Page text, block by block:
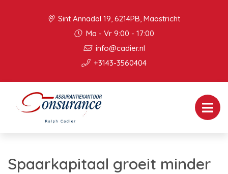
Sint Annadal 19, 6214PB, Maastricht
Ma - Vr 9:00 - 17:00
info@cadier.nl
+3143-3560404
Spaarkapitaal groeit minder